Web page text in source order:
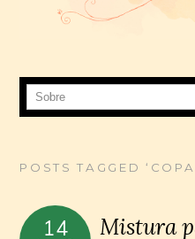
POSTS TAGGED
14
Mistura